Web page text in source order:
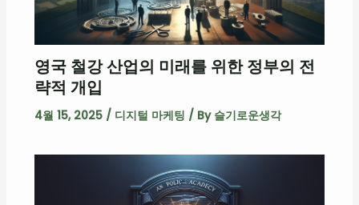
영국 철강 산업의 미래를 위한 정부의 전
략적 개입
4월 15, 2025 / 디지털 마케팅 / By 슬기로운생각